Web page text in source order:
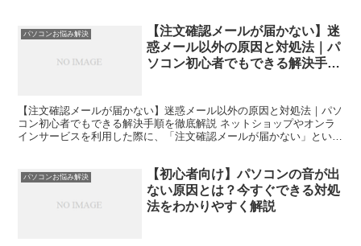
パソコンお悩み解決
【注文確認メールが届かない】迷
惑メール以外の原因と対処法｜パ
ソコン初心者でもできる解決手順
【注文確認メールが届かない】迷惑メール以外の原因と対処法｜パソ
コン初心者でもできる解決手順を徹底解説 ネットショップやオンラ
インサービスを利用した際に、「注文確認メールが届かない」という
パソコンお悩み解決
【初心者向け】パソコンの音が出
ない原因とは？今すぐできる対処
法をわかりやすく解説